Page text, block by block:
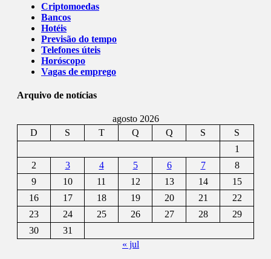
Criptomoedas
Bancos
Hotéis
Previsão do tempo
Telefones úteis
Horóscopo
Vagas de emprego
Arquivo de notícias
agosto 2026
D
S T Q Q S
S
1
2
3 4 5 6 7
8
9
10 11 12 13 14
15
16
17 18 19 20 21
22
23
24 25 26 27 28
29
30
31
« jul